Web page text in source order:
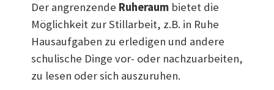
Der angrenzende Ruheraumbietet die
Möglichkeit zur Stillarbeit, z.B. in Ruhe
Hausaufgaben zu erledigen und andere
schulische Dinge vor- oder nachzuarbeiten,
zu lesen oder sich auszuruhen.